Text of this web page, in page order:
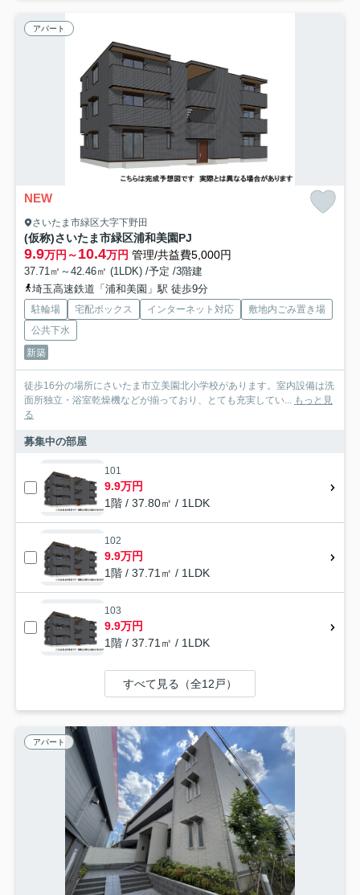
アパート
NEW
さいたま市緑区大字下野田
(仮称)さいたま市緑区浦和美園PJ
9.9万円～10.4万円 管理/共益費5,000円
37.71㎡～42.46㎡ (1LDK) /予定 /3階建
埼玉高速鉄道「浦和美園」駅 徒歩9分
駐輪場 宅配ボックス インターネット対応
敷地内ごみ置き場
公共下水
新築
徒歩16分の場所にさいたま市立美園北小学校があります。室内設備は洗
面所独立・浴室乾燥機などが揃っており、とても充実してい... もっと見
る
募集中の部屋
101
9.9万円
1階 / 37.80㎡ / 1LDK
102
9.9万円
1階 / 37.71㎡ / 1LDK
103
9.9万円
1階 / 37.71㎡ / 1LDK
すべて見る（全12戸）
アパート